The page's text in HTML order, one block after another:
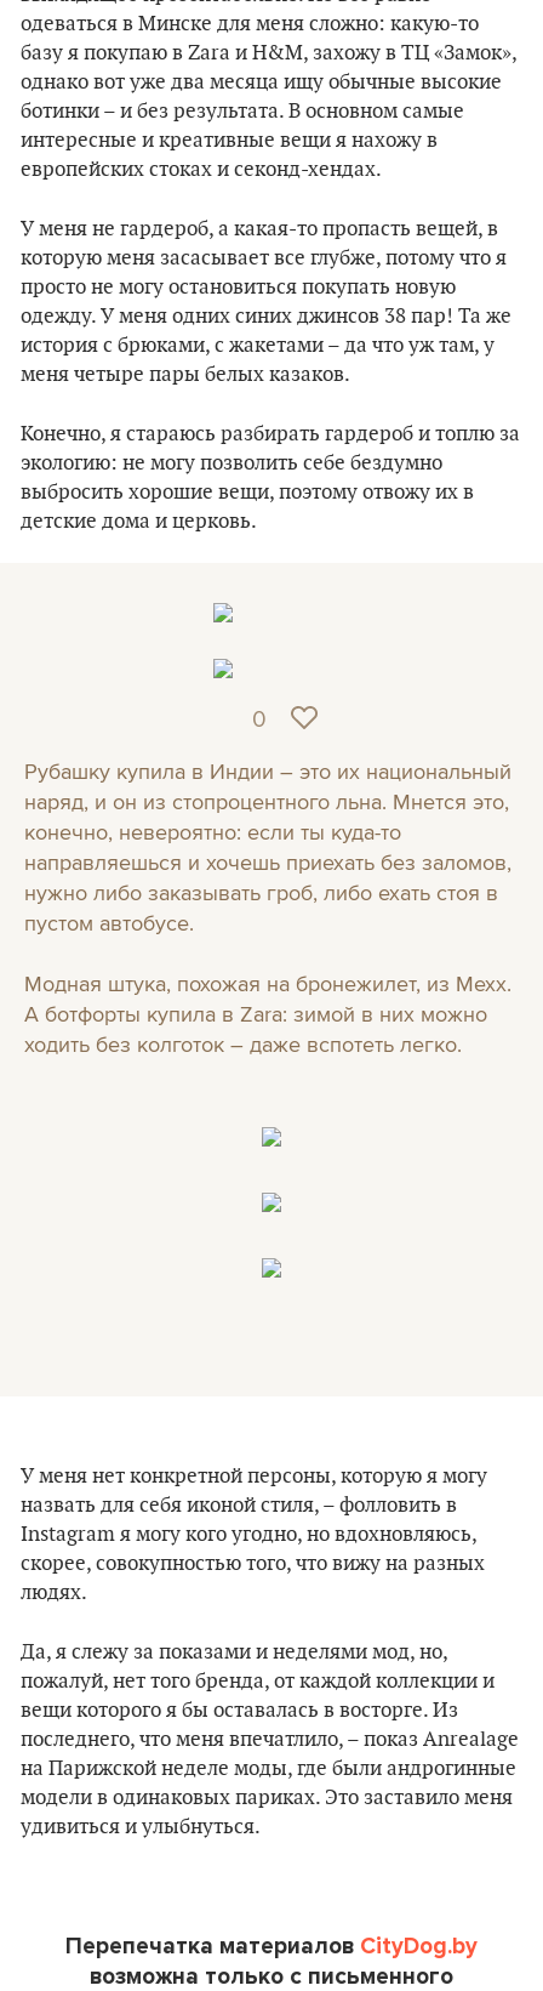
одеваться в Минске для меня сложно: какую-то
базу я покупаю в Zara и H&M, захожу в ТЦ «Замок»,
однако вот уже два месяца ищу обычные высокие
ботинки – и без результата. В основном самые
интересные и креативные вещи я нахожу в
европейских стоках и секонд-хендах.
У меня не гардероб, а какая-то пропасть вещей, в
которую меня засасывает все глубже, потому что я
просто не могу остановиться покупать новую
одежду. У меня одних синих джинсов 38 пар! Та же
история с брюками, с жакетами – да что уж там, у
меня четыре пары белых казаков.
Конечно, я стараюсь разбирать гардероб и топлю за
экологию: не могу позволить себе бездумно
выбросить хорошие вещи, поэтому отвожу их в
детские дома и церковь.
0
Рубашку купила в Индии – это их национальный
наряд, и он из стопроцентного льна. Мнется это,
конечно, невероятно: если ты куда-то
направляешься и хочешь приехать без заломов,
нужно либо заказывать гроб, либо ехать стоя в
пустом автобусе.
Модная штука, похожая на бронежилет, из Мехх.
А ботфорты купила в Zarа: зимой в них можно
ходить без колготок – даже вспотеть легко.
У меня нет конкретной персоны, которую я могу
назвать для себя иконой стиля, – фолловить в
Instagram я могу кого угодно, но вдохновляюсь,
скорее, совокупностью того, что вижу на разных
людях.
Да, я слежу за показами и неделями мод, но,
пожалуй, нет того бренда, от каждой коллекции и
вещи которого я бы оставалась в восторге. Из
последнего, что меня впечатлило, – показ Anrealage
на Парижской неделе моды, где были андрогинные
модели в одинаковых париках. Это заставило меня
удивиться и улыбнуться.
Перепечатка материалов CityDog.by
возможна только с письменного